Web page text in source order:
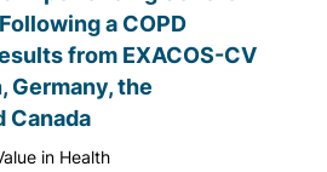
a COPD
from EXACOS-CV
Germany, the
Canada
in Health